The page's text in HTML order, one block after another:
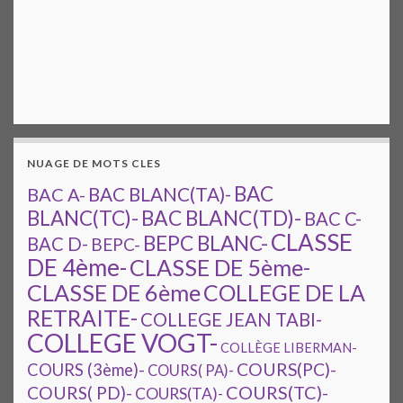
NUAGE DE MOTS CLES
BAC A- BAC BLANC(TA)- BAC
BLANC(TC)- BAC BLANC(TD)- BAC C-
BAC D- BEPC- BEPC BLANC-CLASSE
DE 4ème-CLASSE DE 5ème-
CLASSE DE 6èmeCOLLEGE DE LA
RETRAITE- COLLEGE JEAN TABI-
COLLEGE VOGT- COLLÈGE LIBERMAN-
COURS (3ème)- COURS( PA)- COURS(PC)-
COURS( PD)- COURS(TA)- COURS(TC)-